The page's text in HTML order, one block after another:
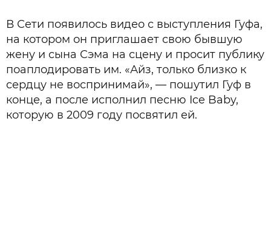
В Сети появилось видео с выступления Гуфа,
на котором он приглашает свою бывшую
жену и сына Сэма на сцену и просит публику
поаплодировать им. «Айз, только близко к
сердцу не воспринимай», — пошутил Гуф в
конце, а после исполнил песню Ice Baby,
которую в 2009 году посвятил ей.